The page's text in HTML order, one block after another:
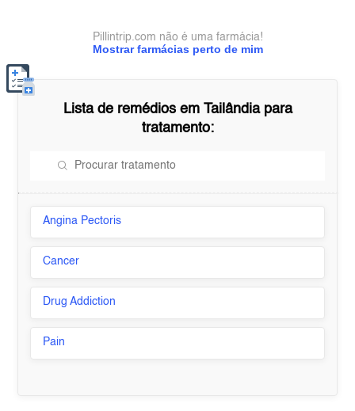
Mostrar farmácias perto de mim
Pillintrip.com não é uma farmácia!
Lista de remédios em Tailândiapara
tratamento:
Angina Pectoris
Cancer
Drug Addiction
Pain